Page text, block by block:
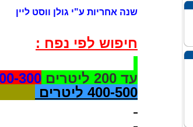
שנה אחריות ע"י גולן ווסט ליין
חיפוש לפי נפח :
עד 200 ליטרים -300 ליטרים
400-500 ליטרים